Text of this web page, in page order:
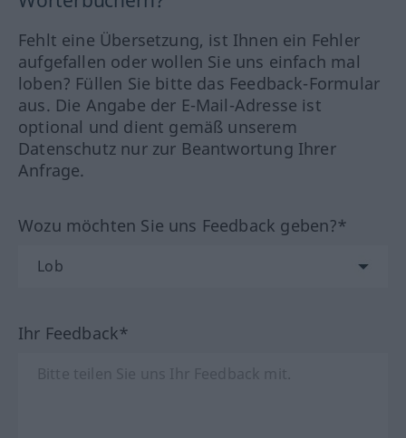
Fehlt eine Übersetzung, ist Ihnen ein Fehler
aufgefallen oder wollen Sie uns einfach mal
loben? Füllen Sie bitte das Feedback-Formular
aus. Die Angabe der E-Mail-Adresse ist
optional und dient gemäß unserem
Datenschutz nur zur Beantwortung Ihrer
Anfrage.
Wozu möchten Sie uns Feedback geben?*
Ihr Feedback*